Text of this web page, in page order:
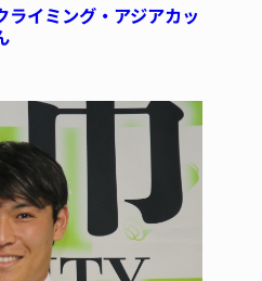
ライミング・アジアカッ